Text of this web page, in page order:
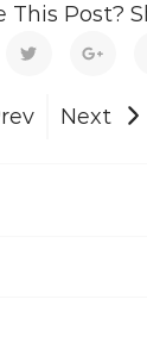
This Post?
Next